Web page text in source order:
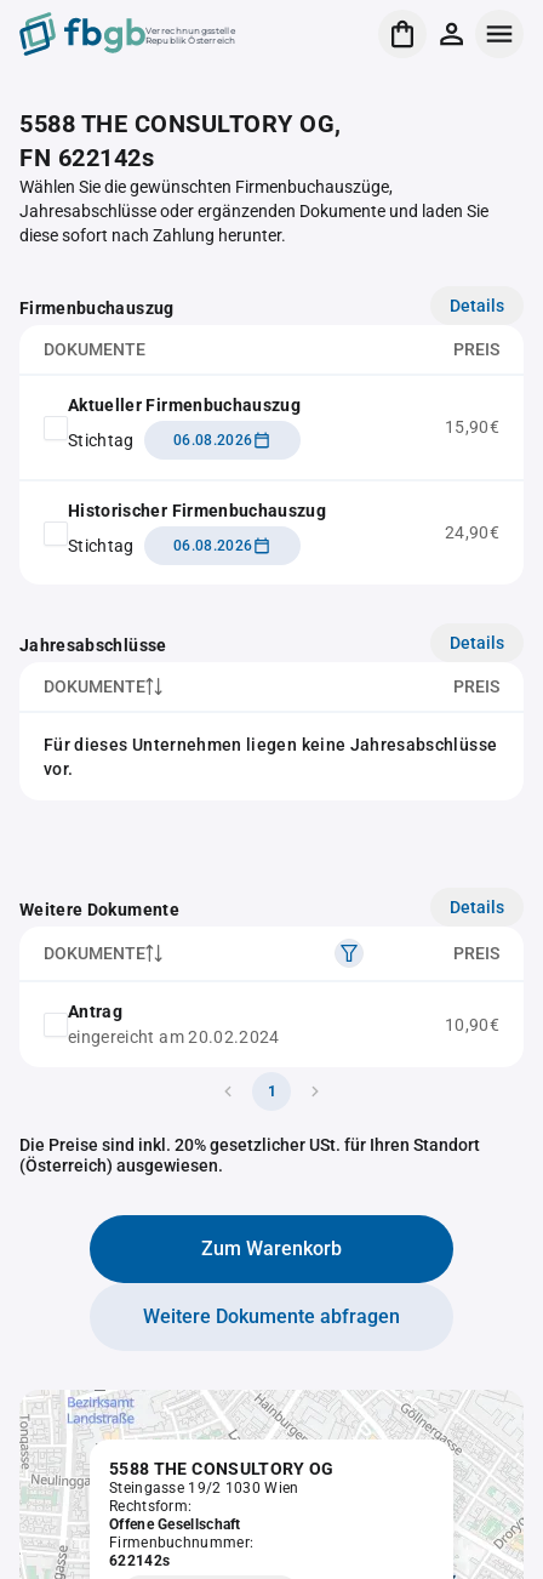
Verrechnungsstelle
Republik Österreich
5588 THE CONSULTORY OG,
FN 622142s
Wählen Sie die gewünschten Firmenbuchauszüge,
Jahresabschlüsse oder ergänzenden Dokumente und laden Sie
diese sofort nach Zahlung herunter.
Firmenbuchauszug Details
DOKUMENTE PREIS
Aktueller Firmenbuchauszug
Stichtag
06.08.2026
15,90€
Historischer Firmenbuchauszug
Stichtag
06.08.2026
24,90€
Jahresabschlüsse Details
DOKUMENTE PREIS
Für dieses Unternehmen liegen keine Jahresabschlüsse
vor.
Weitere Dokumente Details
DOKUMENTE PREIS
Antrag
eingereicht am 20.02.2024
10,90€
1
Die Preise sind inkl. 20% gesetzlicher USt. für Ihren Standort
(Österreich) ausgewiesen.
Zum Warenkorb
Weitere Dokumente abfragen
5588 THE CONSULTORY OG
Steingasse 19/2 1030 Wien
Rechtsform:
Offene Gesellschaft
Firmenbuchnummer:
622142s